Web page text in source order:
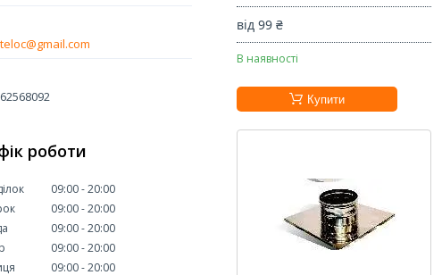
від 99 ₴
В наявності
Купити
роботи
09:00 20:00
09:00 20:00
09:00 20:00
09:00 20:00
09:00 20:00